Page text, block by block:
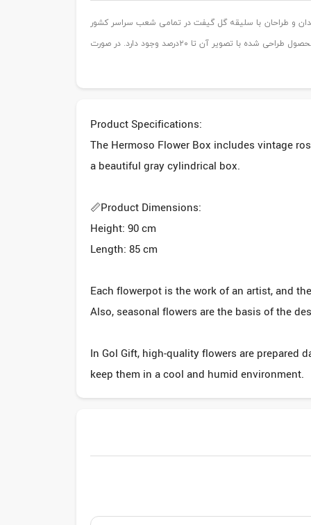
و طراحان با سلیقه گل گیفت در تمامی شعب سراسر کشور
و خارج بوده که طی چند مرحله از نظر چیدمان و تازگی کنترل کیفیت میشوند با توجه به موجودی گل در فصول و روزهای مختلف احتمال وجود تفاوت محصول طراحی شده با تصویر آن تا ۲۰درصد وجود دارد. در صورت
Product Specifications:
The Hermoso Flower Box includes vintage
a beautiful gray cylindrical box.
📏Product Dimensions:
Height: 90 cm
Length: 85 cm
Each flowerpot is the work of an artist, and
Also, seasonal flowers are the basis of the
In Gol Gift, high-quality flowers are prepared
keep them in a cool and humid environment.